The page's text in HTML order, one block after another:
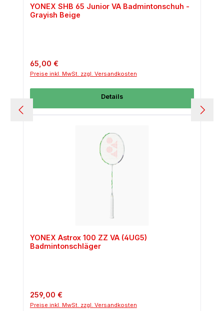
YONEX SHB 65 Junior VA Badmintonschuh -
Grayish Beige
Regulärer Preis:
65,00 €
Preise inkl. MwSt. zzgl. Versandkosten
Details
YONEX Astrox 100 ZZ VA (4UG5)
Badmintonschläger
Regulärer Preis:
259,00 €
Preise inkl. MwSt. zzgl. Versandkosten